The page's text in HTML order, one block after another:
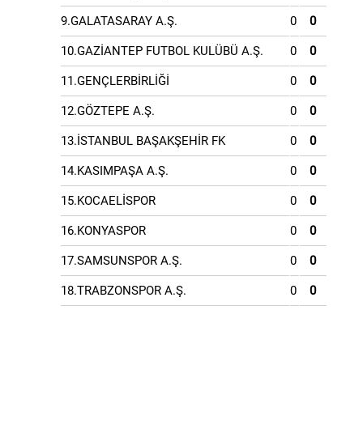
9.GALATASARAY A.Ş. 0 0
10.GAZİANTEP FUTBOL KULÜBÜ A.Ş. 0 0
11.GENÇLERBİRLİĞİ 0 0
12.GÖZTEPE A.Ş. 0 0
13.İSTANBUL BAŞAKŞEHİR FK 0 0
14.KASIMPAŞA A.Ş. 0 0
15.KOCAELİSPOR 0 0
16.KONYASPOR 0 0
17.SAMSUNSPOR A.Ş. 0 0
18.TRABZONSPOR A.Ş. 0 0